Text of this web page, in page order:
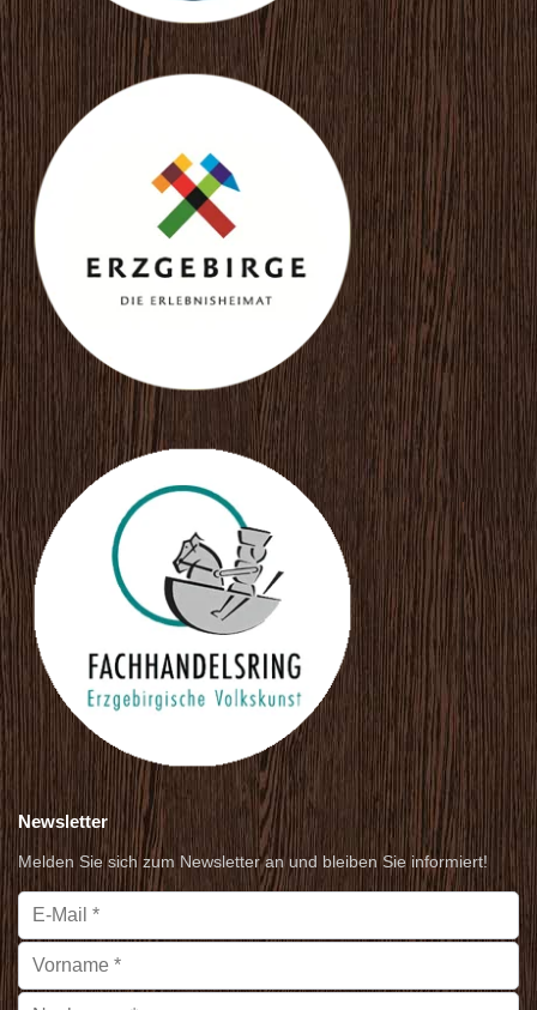
Newsletter
Melden Sie sich zum Newsletter an und bleiben Sie informiert!